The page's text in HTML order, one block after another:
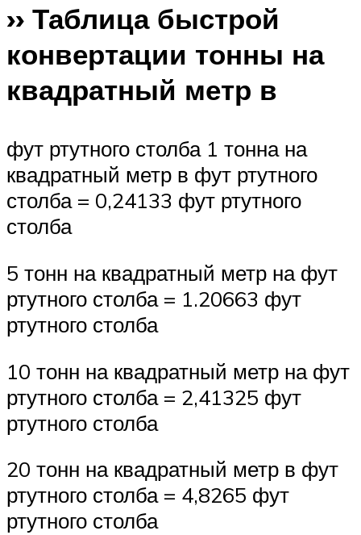
›› Таблица быстрой
конвертации тонны на
квадратный метр в
фут ртутного столба 1 тонна на
квадратный метр в фут ртутного
столба = 0,24133 фут ртутного
столба
5 тонн на квадратный метр на фут
ртутного столба = 1.20663 фут
ртутного столба
10 тонн на квадратный метр на фут
ртутного столба = 2,41325 фут
ртутного столба
20 тонн на квадратный метр в фут
ртутного столба = 4,8265 фут
ртутного столба